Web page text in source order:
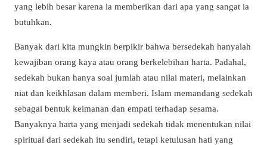
yang lebih besar karena ia memberikan dari apa yang sangat ia
butuhkan.
Banyak dari kita mungkin berpikir bahwa bersedekah hanyalah
kewajiban orang kaya atau orang berkelebihan harta. Padahal,
sedekah bukan hanya soal jumlah atau nilai materi, melainkan
niat dan keikhlasan dalam memberi. Islam memandang sedekah
sebagai bentuk keimanan dan empati terhadap sesama.
Banyaknya harta yang menjadi sedekah tidak menentukan nilai
spiritual dari sedekah itu sendiri, tetapi ketulusan hati yang